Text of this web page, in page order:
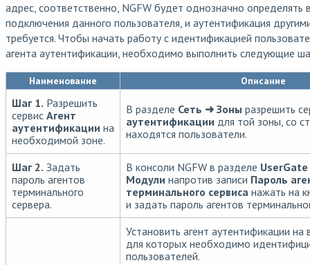
адрес, соответственно, NGFW будет однозначно определять
подключения данного пользователя, и аутентификация
требуется. Чтобы начать работу с идентификацией
агента аутентификации, необходимо выполнить следующие
Наименование Описание
Шаг 1. Разрешить
сервис Агент
аутентификации на
необходимой зоне.
В разделе Сеть ➜ Зоны разрешить
аутентификации для той зоны, со
находятся пользователи.
Шаг 2. Задать
пароль агентов
терминального
сервера.
В консоли NGFW в разделе
Модули напротив записи Пароль
терминального сервиса нажать на
и задать пароль агентов
Установить агент аутентификации
для которых необходимо
пользователей.